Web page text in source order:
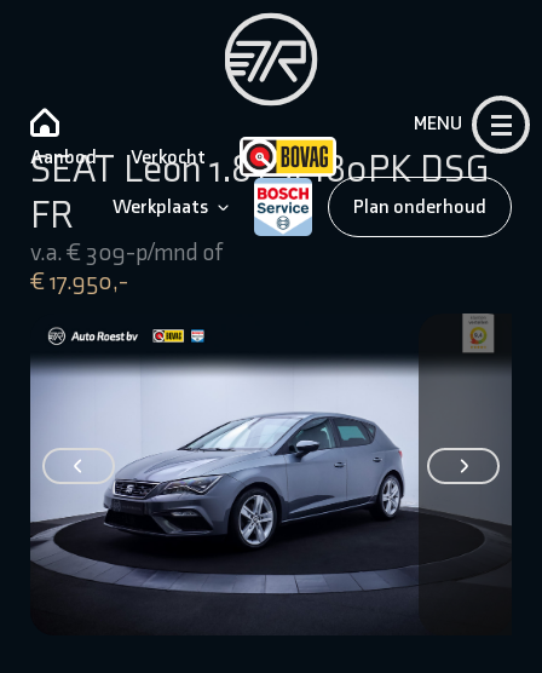
Aanbod Verkocht
Werkplaats Plan onderhoud
MENU
SEAT Leon 1.8TSI 180PK DSG
FR
v.a. € 309-p/mnd of
€ 17.950,-